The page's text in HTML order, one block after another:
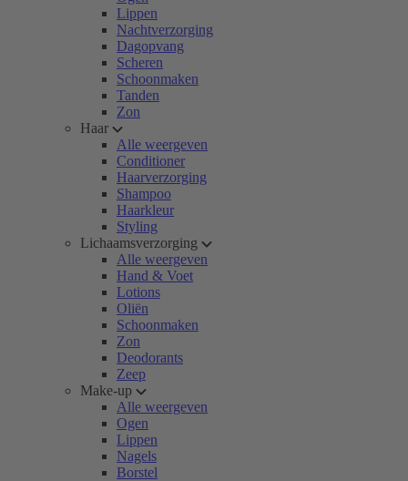
Lippen
Nachtverzorging
Dagopvang
Scheren
Schoonmaken
Tanden
Zon
Haar
Alle weergeven
Conditioner
Haarverzorging
Shampoo
Haarkleur
Styling
Lichaamsverzorging
Alle weergeven
Hand & Voet
Lotions
Oliën
Schoonmaken
Zon
Deodorants
Zeep
Make-up
Alle weergeven
Ogen
Lippen
Nagels
Borstel